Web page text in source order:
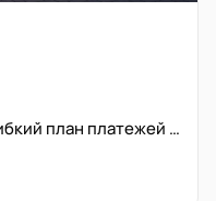
Просторная вилла | D Villas | Гибкий план платежей 60/40